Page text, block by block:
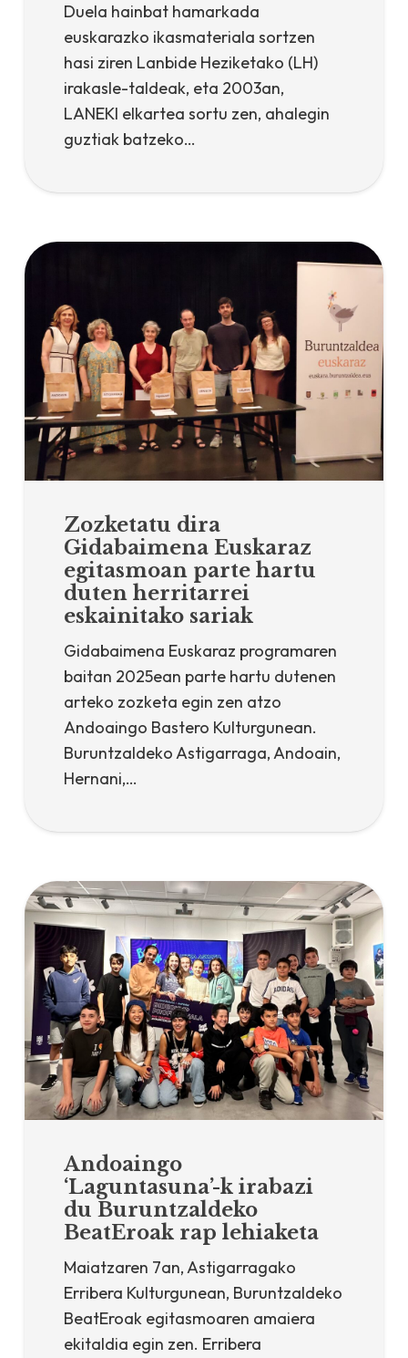
Duela hainbat hamarkada
euskarazko ikasmateriala sortzen
hasi ziren Lanbide Heziketako (LH)
irakasle-taldeak, eta 2003an,
LANEKI elkartea sortu zen, ahalegin
guztiak batzeko…
Zozketatu dira
Gidabaimena Euskaraz
egitasmoan parte hartu
duten herritarrei
eskainitako sariak
Gidabaimena Euskaraz programaren
baitan 2025ean parte hartu dutenen
arteko zozketa egin zen atzo
Andoaingo Bastero Kulturgunean.
Buruntzaldeko Astigarraga, Andoain,
Hernani,…
Andoaingo
‘Laguntasuna’-k irabazi
du Buruntzaldeko
BeatEroak rap lehiaketa
Maiatzaren 7an, Astigarragako
Erribera Kulturgunean, Buruntzaldeko
BeatEroak egitasmoaren amaiera
ekitaldia egin zen. Erribera